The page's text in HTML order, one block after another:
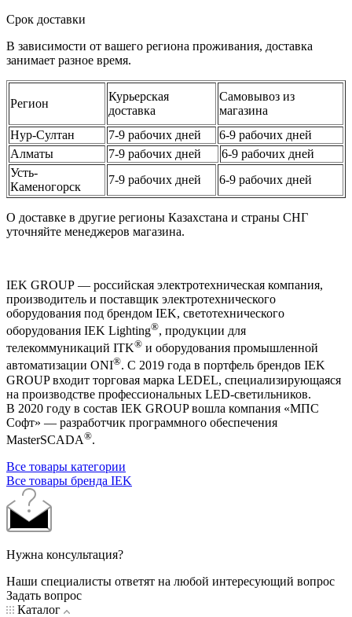
Срок доставки
В зависимости от вашего региона проживания, доставка
занимает разное время.
Регион
Курьерская
доставка
Самовывоз из
магазина
Нур-Султан
7-9 рабочих дней
6-9 рабочих дней
Алматы
7-9 рабочих дней
6-9 рабочих дней
Усть-
Каменогорск
7-9 рабочих дней 6-9 рабочих дней
О доставке в другие регионы Казахстана и страны СНГ
уточняйте менеджеров магазина.
IEK GROUP — российская электротехническая компания,
производитель и поставщик электротехнического
оборудования под брендом IEK, светотехнического
оборудования IEK Lighting®, продукции для
телекоммуникаций ITK® и оборудования промышленной
автоматизации ONI®. С 2019 года в портфель брендов IEK
GROUP входит торговая марка LEDEL, специализирующаяся
на производстве профессиональных LED-светильников.
В 2020 году в состав IEK GROUP вошла компания «МПС
Софт» — разработчик программного обеспечения
MasterSCADA®.
Все товары категории
Все товары бренда IEK
Нужна консультация?
Наши специалисты ответят на любой интересующий вопрос
Задать вопрос
Каталог